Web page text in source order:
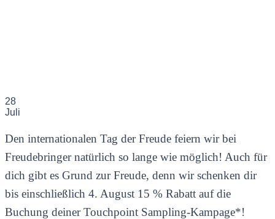
28
Juli
Den internationalen Tag der Freude feiern wir bei
Freudebringer natürlich so lange wie möglich! Auch für
dich gibt es Grund zur Freude, denn wir schenken dir
bis einschließlich 4. August 15 % Rabatt auf die
Buchung deiner Touchpoint Sampling-Kampage*!